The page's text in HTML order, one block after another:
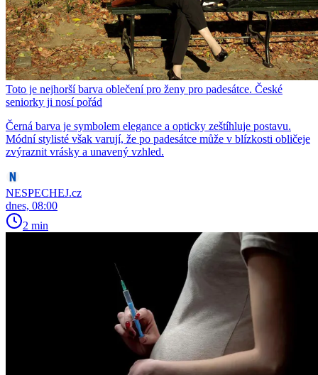
Toto je nejhorší barva oblečení pro ženy pro padesátce. České
seniorky ji nosí pořád
Černá barva je symbolem elegance a opticky zeštíhluje postavu.
Módní stylisté však varují, že po padesátce může v blízkosti obličeje
zvýraznit vrásky a unavený vzhled.
NESPECHEJ.cz
dnes, 08:00
2 min